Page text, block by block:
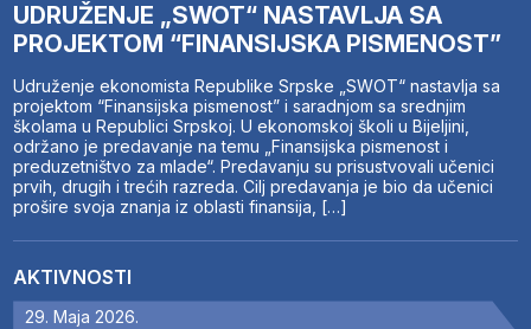
UDRUŽENJE „SWOT“ NASTAVLJA SA
PROJEKTOM “FINANSIJSKA PISMENOST”
Udruženje ekonomista Republike Srpske „SWOT“ nastavlja sa
projektom “Finansijska pismenost” i saradnjom sa srednjim
školama u Republici Srpskoj. U ekonomskoj školi u Bijeljini,
održano je predavanje na temu „Finansijska pismenost i
preduzetništvo za mlade“. Predavanju su prisustvovali učenici
prvih, drugih i trećih razreda. Cilj predavanja je bio da učenici
prošire svoja znanja iz oblasti finansija, […]
AKTIVNOSTI
29. Maja 2026.